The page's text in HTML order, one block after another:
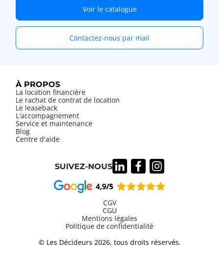
Voir le catalogue
Contactez-nous par mail
À PROPOS
La location financière
Le rachat de contrat de location
Le leaseback
L'accompagnement
Service et maintenance
Blog
Centre d'aide
SUIVEZ-NOUS
Information
CGV
CGU
Mentions légales
Politique de confidentialité
© Les Décideurs 2026, tous droits réservés.